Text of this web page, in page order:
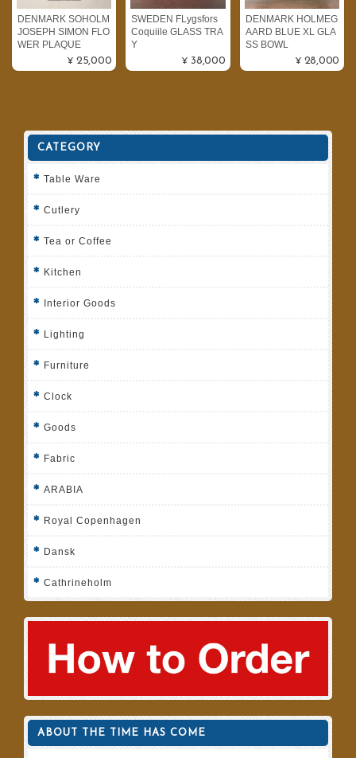
DENMARK SOHOLM
JOSEPH SIMON FLO
WER PLAQUE
¥25,000
SWEDEN FLygsfors
Coquiile GLASS TRA
Y
¥38,000
DENMARK HOLMEG
AARD BLUE XL GLA
SS BOWL
¥28,000
CATEGORY
Table Ware
Cutlery
Tea or Coffee
Kitchen
Interior Goods
Lighting
Furniture
Clock
Goods
Fabric
ARABIA
Royal Copenhagen
Dansk
Cathrineholm
ABOUT THE TIME HAS COME